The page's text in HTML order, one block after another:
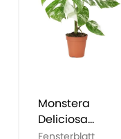
Monstera
Deliciosa
Variegata